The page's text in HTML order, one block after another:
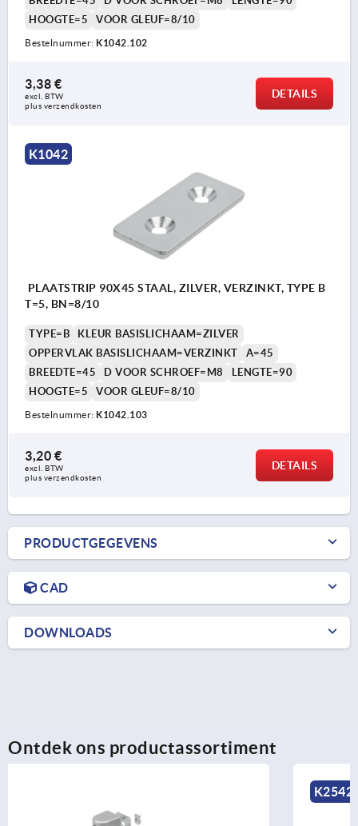
HOOGTE=5
VOOR GLEUF=8/10
Bestelnummer: K1042.102
3,38 €
excl. BTW
plus verzendkosten
DETAILS
K1042
PLAATSTRIP 90X45 STAAL, ZILVER, VERZINKT, TYPE B
T=5, BN=8/10
TYPE=B
KLEUR BASISLICHAAM=ZILVER
OPPERVLAK BASISLICHAAM=VERZINKT
A=45
BREEDTE=45
D VOOR SCHROEF=M8
LENGTE=90
HOOGTE=5
VOOR GLEUF=8/10
Bestelnummer: K1042.103
3,20 €
excl. BTW
plus verzendkosten
DETAILS
PRODUCTGEGEVENS
CAD
DOWNLOADS
Ontdek ons productassortiment